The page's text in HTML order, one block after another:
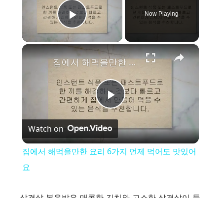
Play Video
Now Playing
×
P
l
집에서 해먹을만한 요리 6가지 언제 먹어도 맛있어요
Watch on
집에서 해먹을만한 요리 6가지 언제 먹어도 맛있어
요